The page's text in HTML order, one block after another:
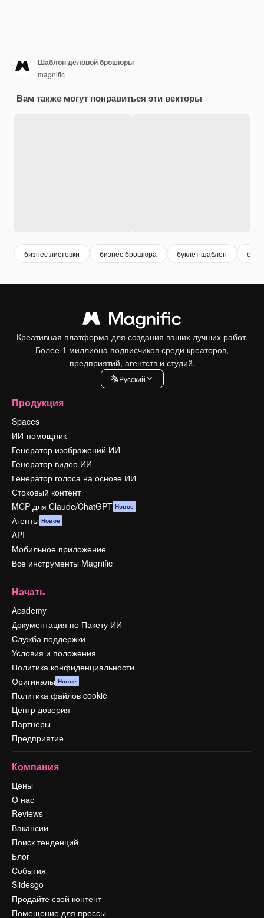
Шаблон деловой брошюры
magnific
Вам также могут понравиться эти векторы
бизнес листовки бизнес брошюра буклет шаблон
Креативная платформа для создания ваших лучших работ.
Более 1 миллиона подписчиков среди креаторов,
предприятий, агентств и студий.
Pусский
Продукция
Spaces
ИИ-помощник
Генератор изображений ИИ
Генератор видео ИИ
Генератор голоса на основе ИИ
Стоковый контент
MCP для Claude/ChatGPT Новое
Агенты Новое
API
Мобильное приложение
Все инструменты Magnific
Начать
Academy
Документация по Пакету ИИ
Служба поддержки
Условия и положения
Политика конфиденциальности
Оригиналы Новое
Политика файлов cookie
Центр доверия
Партнеры
Предприятие
Компания
Цены
О нас
Reviews
Вакансии
Поиск тенденций
Блог
События
Slidesgo
Продайте свой контент
Помещение для прессы